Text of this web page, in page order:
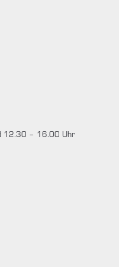
12.30 – 16.00 Uhr